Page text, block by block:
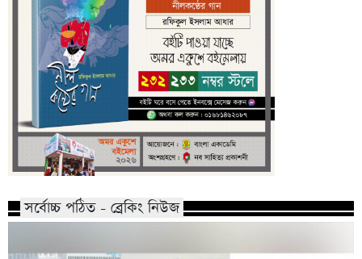
সর্বোচ্চ পঠিত - ব্রেকিং নিউজ